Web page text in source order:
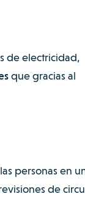
de electricidad,
que gracias al
personas en
de